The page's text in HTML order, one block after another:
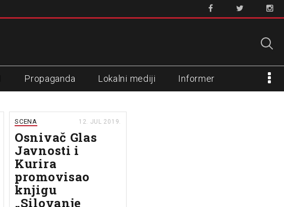
Propaganda Lokalni mediji Informer
SCENA 12. JUL 2019.
Osnivač Glas
Javnosti i
Kurira
promovisao
knjigu
„Silovanje